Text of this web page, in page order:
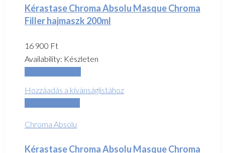
Kérastase Chroma Absolu Masque Chroma
Filler hajmaszk 200ml
16 900 Ft
Availability: Készleten
Hozzáadás a kívánságlistához
Chroma Absolu
Kérastase Chroma Absolu Masque Chroma